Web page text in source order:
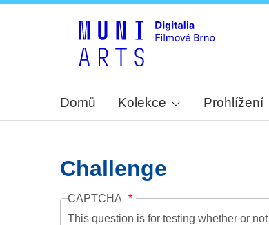
Domů Kolekce Prohlížení
Challenge
CAPTCHA
This question is for testing whether or